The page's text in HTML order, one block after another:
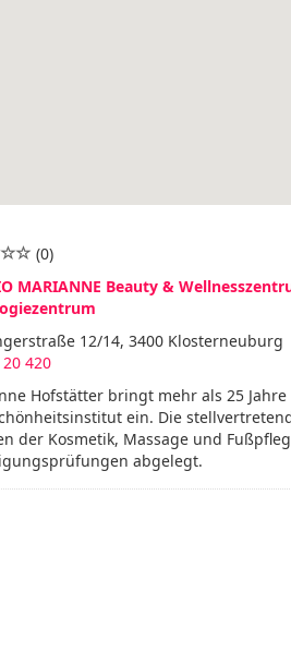
(0)
MARIANNE Beauty &
12/14, 3400 Klosterneuburg
420
Hofstätter bringt mehr als 25
ein. Die
der Kosmetik, Massage und
abgelegt.